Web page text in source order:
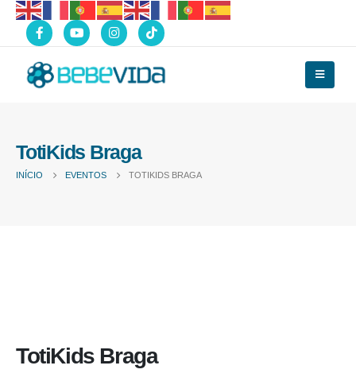
TotiKids Braga
INÍCIO EVENTOS TOTIKIDS BRAGA
TotiKids Braga